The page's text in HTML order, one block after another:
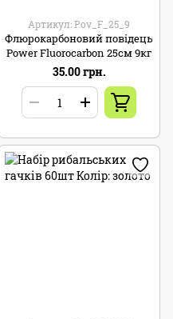
Артикул: Pov_F_25_9
Флюрокарбоновий повідець
Power Fluorocarbon 25см 9кг
35.00 грн.